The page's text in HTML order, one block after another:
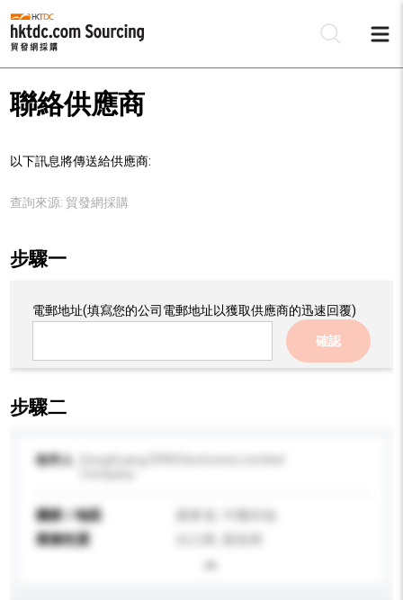
聯絡供應商
以下訊息將傳送給供應商:
查詢來源: 貿發網採購
步驟一
電郵地址(填寫您的公司電郵地址以獲取供應商的迅速回覆)
確認
步驟二
收件人
國家 / 地區
業務性質